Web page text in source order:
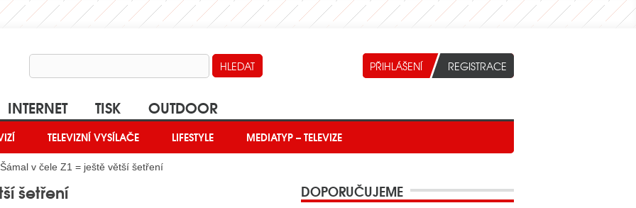
TELEVIZNÍ VYSÍLAČE LIFESTYLE MEDIATYP – TELEVIZE
INTERNET TISK OUTDOOR
v čele Z1 = ještě větší šetření
šetření DOPORUČUJEME